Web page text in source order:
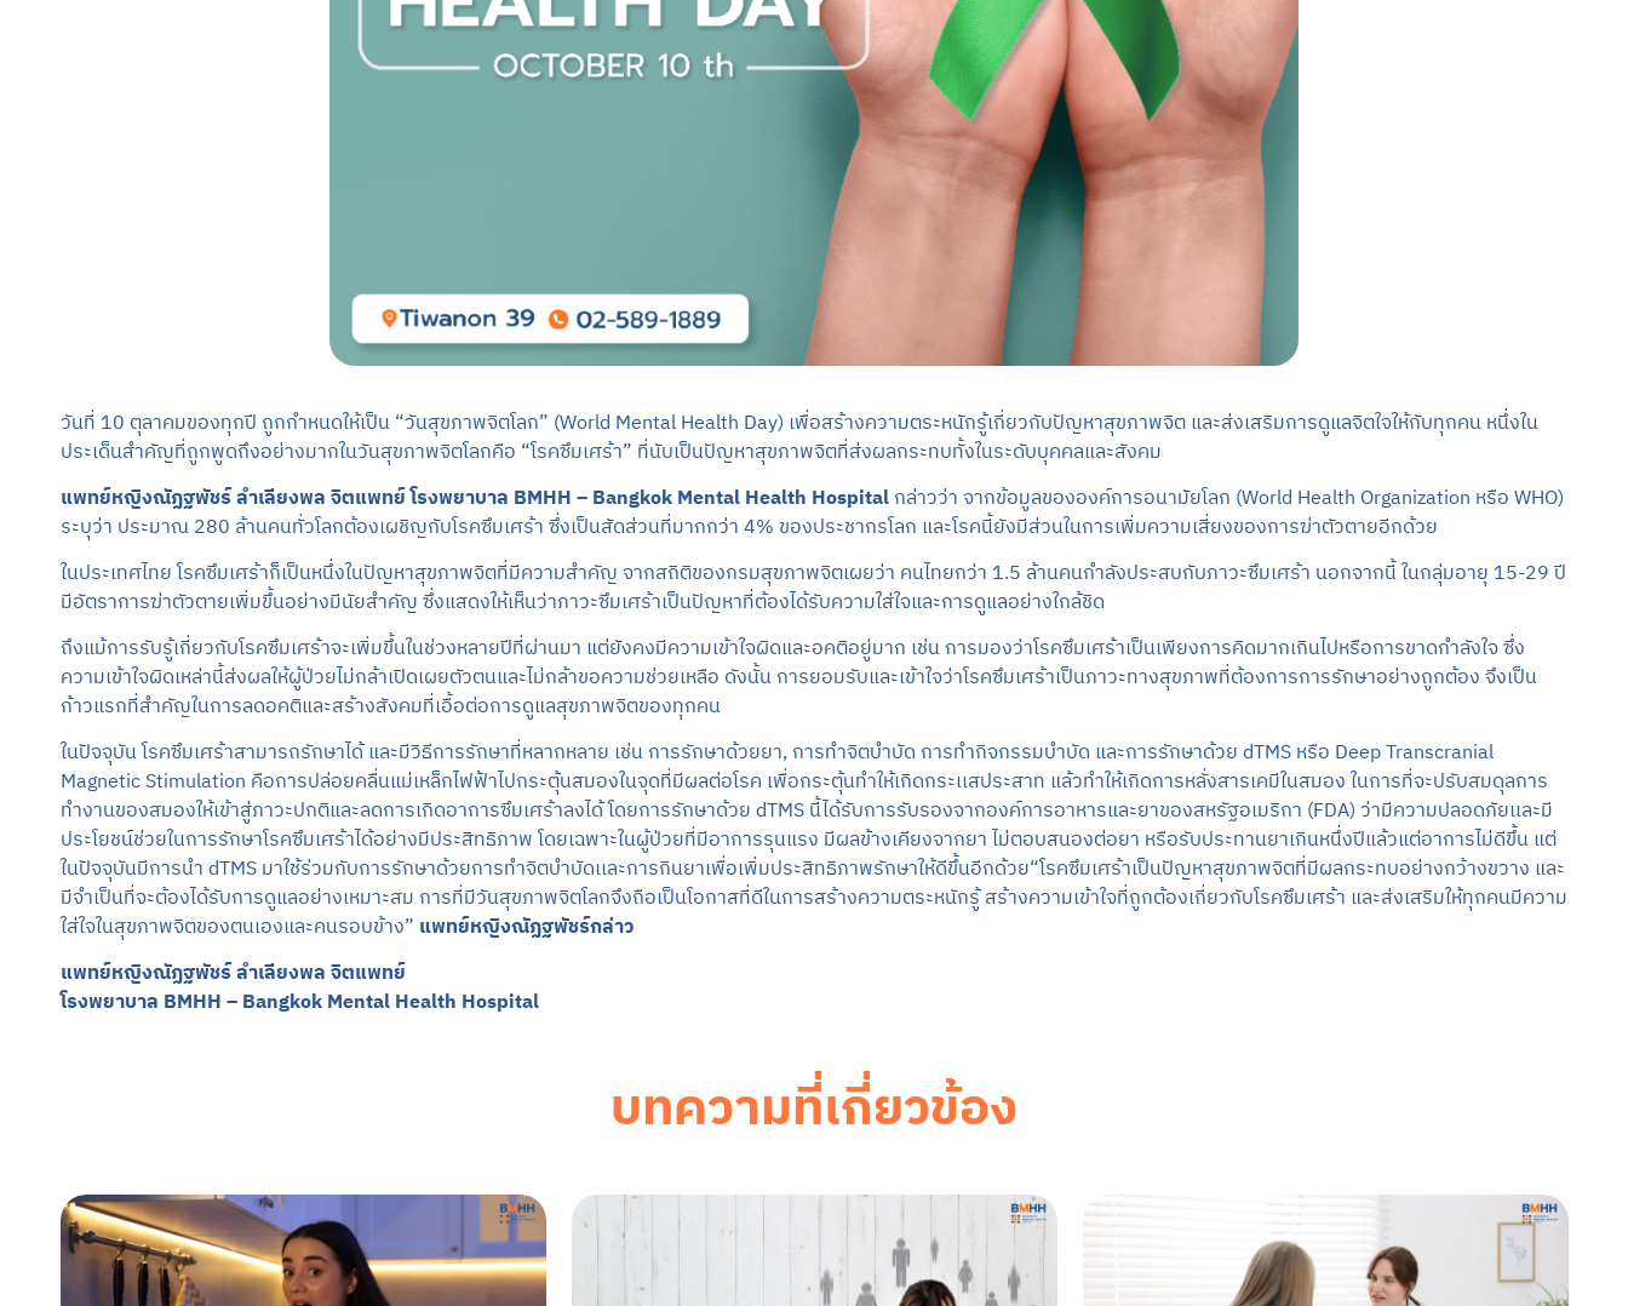
วันที่ 10 ตุลาคมของทุกปี ถูกกำหนดให้เป็น “วันสุขภาพจิตโลก” (World Mental Health Day) เพื่อสร้างความตระหนักรู้เกี่ยวกับปัญหาสุขภาพจิต และส่งเสริมการดูแลจิตใจให้กับทุกคน หนึ่งใน
ประเด็นสำคัญที่ถูกพูดถึงอย่างมากในวันสุขภาพจิตโลกคือ “โรคซึมเศร้า” ที่นับเป็นปัญหาสุขภาพจิตที่ส่งผลกระทบทั้งในระดับบุคคลและสังคม
แพทย์หญิงณัฏฐพัชร์ ลำเลียงพล จิตแพทย์ โรงพยาบาล BMHH – Bangkok Mental Health Hospitalกล่าวว่า จากข้อมูลขององค์การอนามัยโลก (World Health Organization หรือ WHO)
ระบุว่า ประมาณ 280 ล้านคนทั่วโลกต้องเผชิญกับโรคซึมเศร้า ซึ่งเป็นสัดส่วนที่มากกว่า 4% ของประชากรโลก และโรคนี้ยังมีส่วนในการเพิ่มความเสี่ยงของการฆ่าตัวตายอีกด้วย
ในประเทศไทย โรคซึมเศร้าก็เป็นหนึ่งในปัญหาสุขภาพจิตที่มีความสำคัญ จากสถิติของกรมสุขภาพจิตเผยว่า คนไทยกว่า 1.5 ล้านคนกำลังประสบกับภาวะซึมเศร้า นอกจากนี้ ในกลุ่มอายุ 15-29 ปี
มีอัตราการฆ่าตัวตายเพิ่มขึ้นอย่างมีนัยสำคัญ ซึ่งแสดงให้เห็นว่าภาวะซึมเศร้าเป็นปัญหาที่ต้องได้รับความใส่ใจและการดูแลอย่างใกล้ชิด
ถึงแม้การรับรู้เกี่ยวกับโรคซึมเศร้าจะเพิ่มขึ้นในช่วงหลายปีที่ผ่านมา แต่ยังคงมีความเข้าใจผิดและอคติอยู่มาก เช่น การมองว่าโรคซึมเศร้าเป็นเพียงการคิดมากเกินไปหรือการขาดกำลังใจ ซึ่ง
ความเข้าใจผิดเหล่านี้ส่งผลให้ผู้ป่วยไม่กล้าเปิดเผยตัวตนและไม่กล้าขอความช่วยเหลือ ดังนั้น การยอมรับและเข้าใจว่าโรคซึมเศร้าเป็นภาวะทางสุขภาพที่ต้องการการรักษาอย่างถูกต้อง จึงเป็น
ก้าวแรกที่สำคัญในการลดอคติและสร้างสังคมที่เอื้อต่อการดูแลสุขภาพจิตของทุกคน
ในปัจจุบัน โรคซึมเศร้าสามารถรักษาได้ และมีวิธีการรักษาที่หลากหลาย เช่น การรักษาด้วยยา, การทำจิตบำบัด การทำกิจกรรมบำบัด และการรักษาด้วย dTMS หรือ Deep Transcranial
Magnetic Stimulation คือการปล่อยคลื่นแม่เหล็กไฟฟ้าไปกระตุ้นสมองในจุดที่มีผลต่อโรค เพื่อกระตุ้นทำให้เกิดกระเเสประสาท แล้วทำให้เกิดการหลั่งสารเคมีในสมอง ในการที่จะปรับสมดุลการ
ทำงานของสมองให้เข้าสู่ภาวะปกติและลดการเกิดอาการซึมเศร้าลงได้ โดยการรักษาด้วย dTMS นี้ได้รับการรับรองจากองค์การอาหารและยาของสหรัฐอเมริกา (FDA) ว่ามีความปลอดภัยเเละมี
ประโยชน์ช่วยในการรักษาโรคซึมเศร้าได้อย่างมีประสิทธิภาพ โดยเฉพาะในผู้ป่วยที่มีอาการรุนแรง มีผลข้างเคียงจากยา ไม่ตอบสนองต่อยา หรือรับประทานยาเกินหนึ่งปีแล้วแต่อาการไม่ดีขึ้น แต่
ในปัจจุบันมีการนำ dTMS มาใช้ร่วมกับการรักษาด้วยการทำจิตบำบัดเเละการกินยาเพื่อเพิ่มประสิทธิภาพรักษาให้ดีขึ้นอีกด้วย“โรคซึมเศร้าเป็นปัญหาสุขภาพจิตที่มีผลกระทบอย่างกว้างขวาง และ
มีจำเป็นที่จะต้องได้รับการดูแลอย่างเหมาะสม การที่มีวันสุขภาพจิตโลกจึงถือเป็นโอกาสที่ดีในการสร้างความตระหนักรู้ สร้างความเข้าใจที่ถูกต้องเกี่ยวกับโรคซึมเศร้า และส่งเสริมให้ทุกคนมีความ
ใส่ใจในสุขภาพจิตของตนเองและคนรอบข้าง” แพทย์หญิงณัฏฐพัชร์กล่าว
แพทย์หญิงณัฏฐพัชร์ ลำเลียงพล จิตแพทย์
โรงพยาบาล BMHH – Bangkok Mental Health Hospital
บทความที่เกี่ยวข้อง